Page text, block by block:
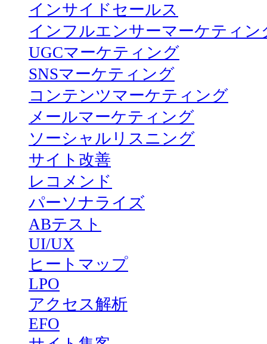
インサイドセールス
インフルエンサーマーケティン
UGCマーケティング
SNSマーケティング
コンテンツマーケティング
メールマーケティング
ソーシャルリスニング
サイト改善
レコメンド
パーソナライズ
ABテスト
UI/UX
ヒートマップ
LPO
アクセス解析
EFO